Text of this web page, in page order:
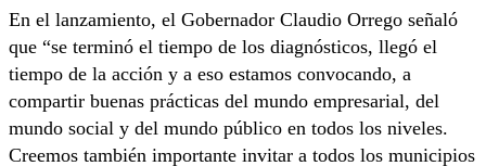
En el lanzamiento, el Gobernador Claudio Orrego señaló
que “se terminó el tiempo de los diagnósticos, llegó el
tiempo de la acción y a eso estamos convocando, a
compartir buenas prácticas del mundo empresarial, del
mundo social y del mundo público en todos los niveles.
Creemos también importante invitar a todos los municipios